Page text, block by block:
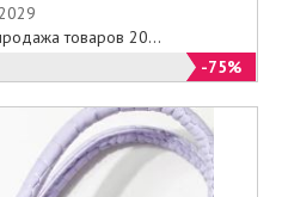
товаров 20...
-75%